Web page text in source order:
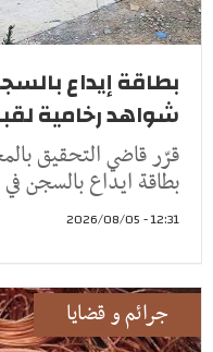
بطاقة إيداع
شواهد رخامية
قرّر قاضي التحقيق
بطاقة ايداع بالسجن
12:31 - 2026/08/05
جرائم و قضايا